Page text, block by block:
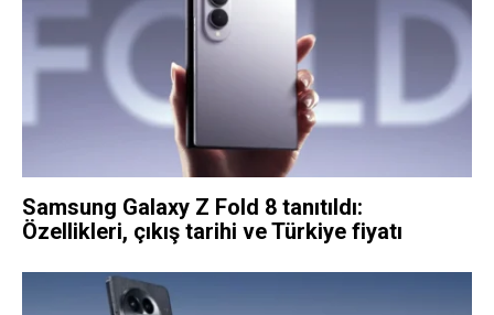
Samsung Galaxy Z Fold 8 tanıtıldı:
Özellikleri, çıkış tarihi ve Türkiye fiyatı